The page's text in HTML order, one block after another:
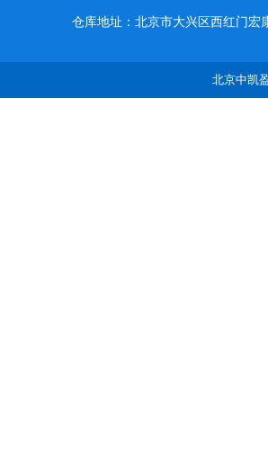
仓库地址：北京市大兴区西红门宏
北京中凯